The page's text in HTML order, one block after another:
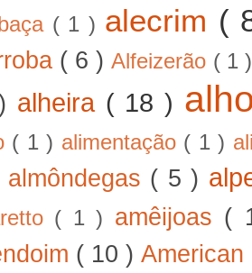
( 1 ) alecrim (
( 6 )Alfeizerão ( 1
alheira ( 18 )
( 1 ) alimentação ( 1 )
almôndegas ( 5 )
( 1 ) amêijoas (
( 10 )